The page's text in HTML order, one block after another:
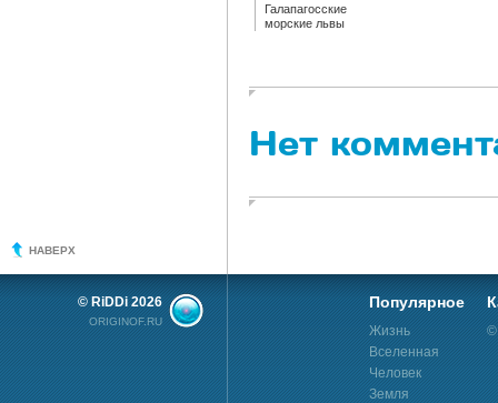
Галапагосские
морские львы
Нет
НАВЕРХ
© RiDDi 2026
ORIGINOF.RU
Популярное
Жизнь
Вселенная
Человек
Земля
©